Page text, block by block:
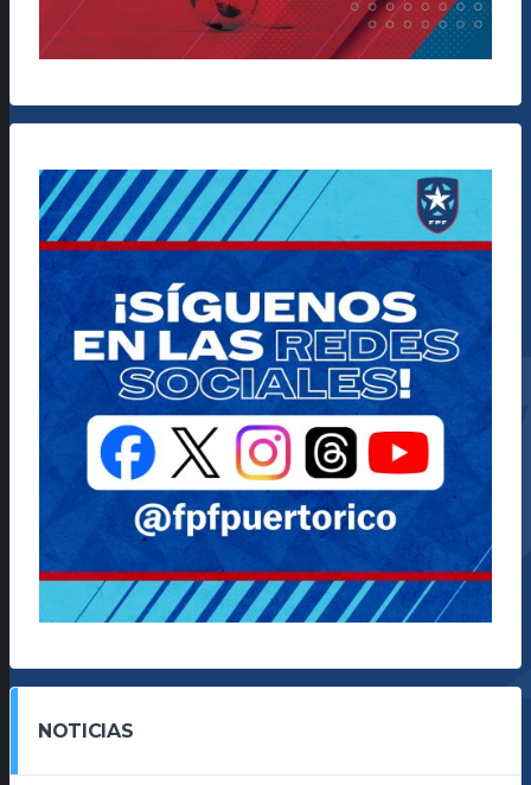
NOTICIAS